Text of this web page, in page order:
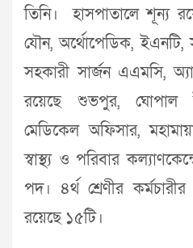
তিনি। হাসপাতালে শূন্য
যৌন, অর্থোপেডিক, ইএনটি,
সহকারী সার্জন এএমসি,
রয়েছে শুভপুর, ঘোপাল
মেডিকেল অফিসার,
স্বাস্থ্য ও পরিবার
পদ। ৪র্থ শ্রেণীর
রয়েছে ১৫টি।